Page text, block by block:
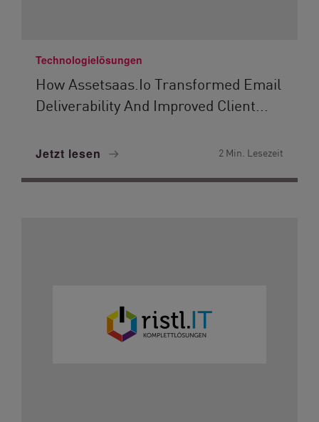
Technologielösungen
How Assetsaas.io Transformed Email
Deliverability And Improved Client...
Jetzt lesen 2 Min. Lesezeit